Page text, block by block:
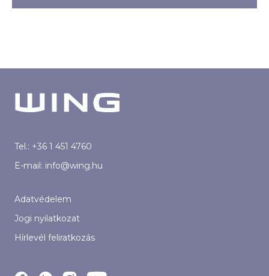
Tel.: +36 1 451 4760
E-mail: info@wing.hu
Adatvédelem
Jogi nyilatkozat
Hírlevél feliratkozás